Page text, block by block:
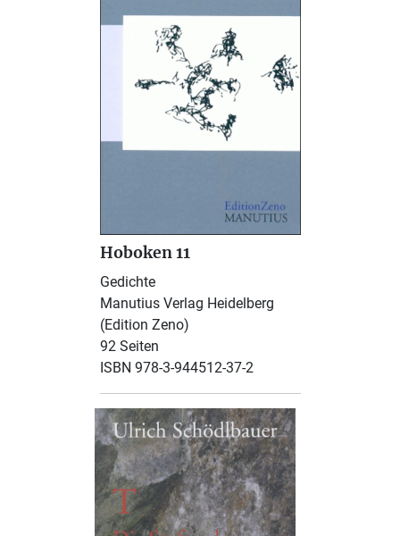
Hoboken 11
Gedichte
Manutius Verlag Heidelberg
(Edition Zeno)
92 Seiten
ISBN 978-3-944512-37-2